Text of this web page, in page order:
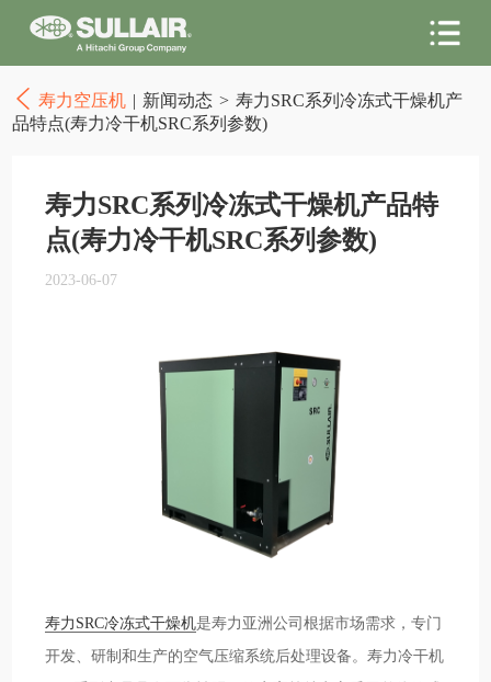
寿力空压机 | 新闻动态 > 寿力SRC系列冷冻式干燥机产
品特点(寿力冷干机SRC系列参数)
寿力SRC系列冷冻式干燥机产品特
点(寿力冷干机SRC系列参数)
2023-06-07
寿力SRC冷冻式干燥机是寿力亚洲公司根据市场需求，专门
开发、研制和生产的空气压缩系统后处理设备。寿力冷干机